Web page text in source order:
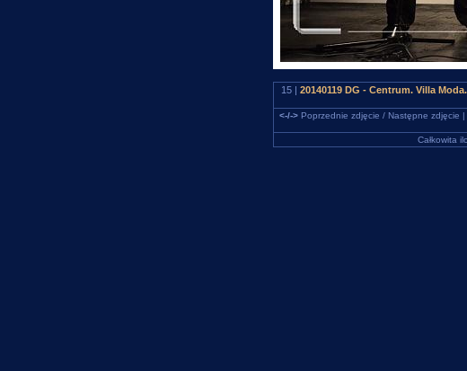
15 | 20140119 DG - Centrum. Villa
<-/->Poprzednie zdjęcie / Następne zdjęcie |
Całkowita